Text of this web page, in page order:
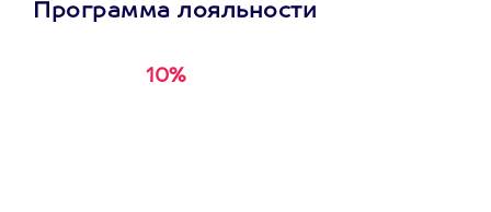
Программа лояльности
10%